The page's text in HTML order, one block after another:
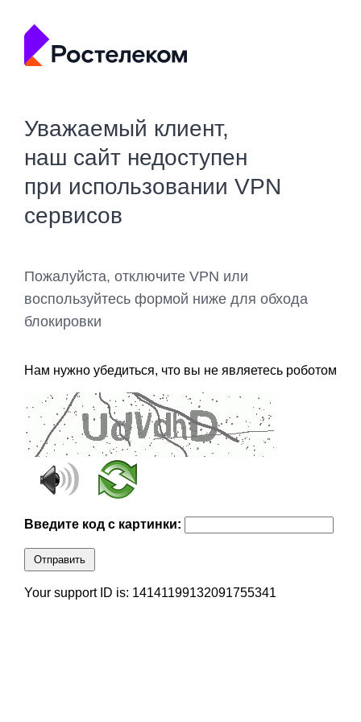
Уважаемый клиент,
наш сайт недоступен
при использовании VPN
сервисов
Пожалуйста, отключите VPN или
воспользуйтесь формой ниже для обхода
блокировки
Нам нужно убедиться, что вы не являетесь роботом
Введите код с картинки:
Отправить
Your support ID is: 14141199132091755341